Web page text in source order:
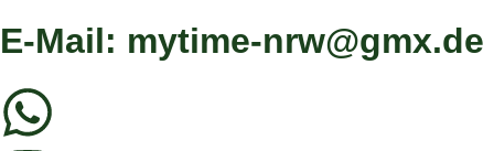
E-Mail: mytime-nrw@gmx.de